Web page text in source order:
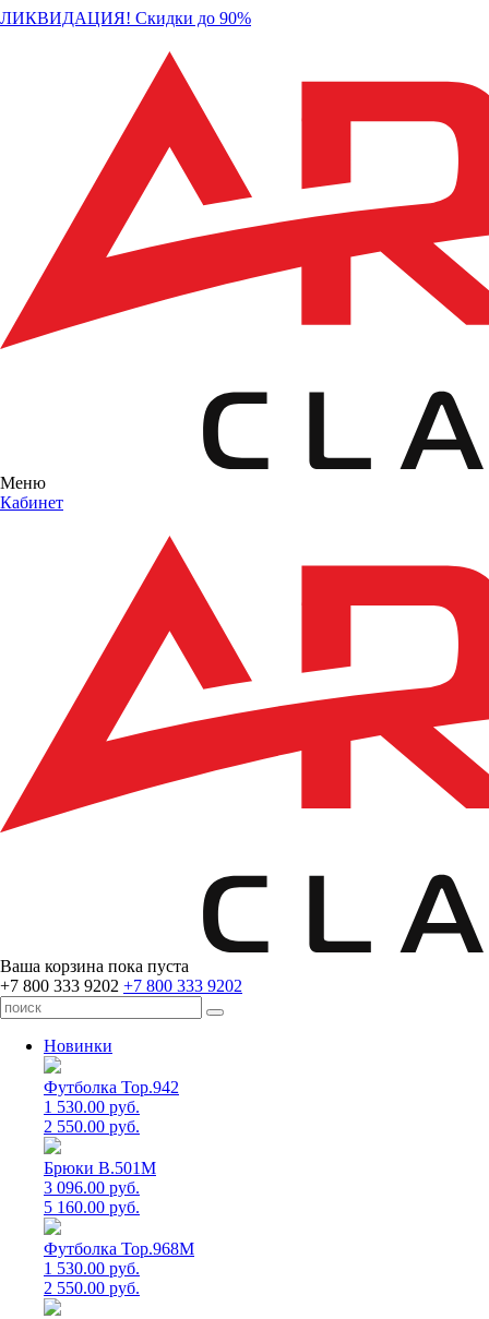
ЛИКВИДАЦИЯ! Скидки до 90%
Меню
Кабинет
Ваша корзина пока пуста
+7 800 333 9202 +7 800 333 9202
Новинки
Футболка Top.942
1 530.00 руб.
2 550.00 руб.
Брюки B.501M
3 096.00 руб.
5 160.00 руб.
Футболка Top.968M
1 530.00 руб.
2 550.00 руб.